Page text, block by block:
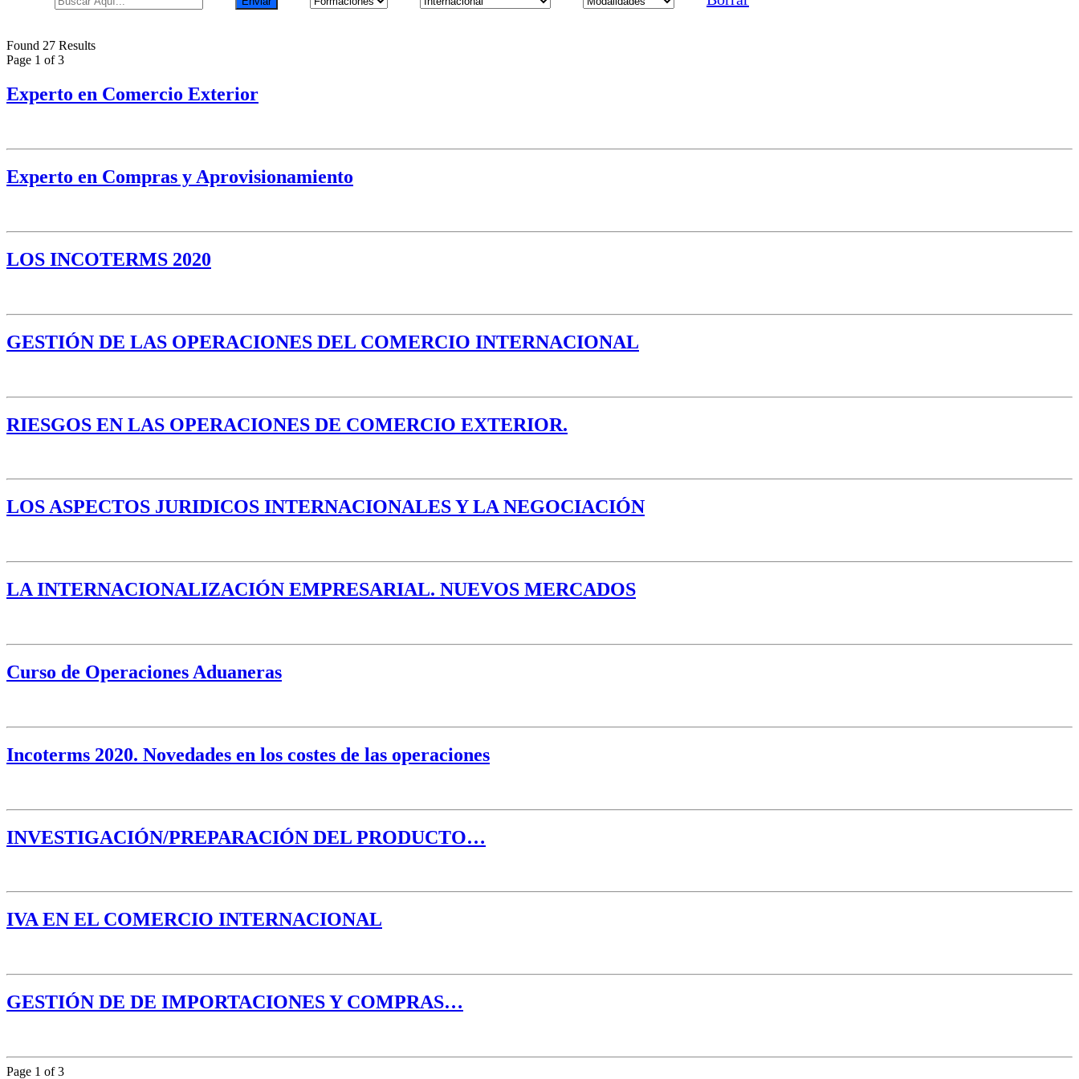
Found 27 Results
Page 1 of 3
Experto en Comercio Exterior
Experto en Compras y Aprovisionamiento
LOS INCOTERMS 2020
GESTIÓN DE LAS OPERACIONES DEL COMERCIO INTERNACIONAL
RIESGOS EN LAS OPERACIONES DE COMERCIO EXTERIOR.
LOS ASPECTOS JURIDICOS INTERNACIONALES Y LA NEGOCIACIÓN
LA INTERNACIONALIZACIÓN EMPRESARIAL. NUEVOS MERCADOS
Curso de Operaciones Aduaneras
Incoterms 2020. Novedades en los costes de las operaciones
INVESTIGACIÓN/PREPARACIÓN DEL PRODUCTO…
IVA EN EL COMERCIO INTERNACIONAL
GESTIÓN DE DE IMPORTACIONES Y COMPRAS…
Page 1 of 3